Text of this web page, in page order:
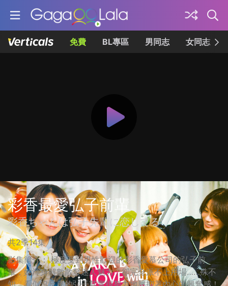
免費 BL專區 男同志 女同志
彩香最愛弘子前輩
彩香ちゃんは弘子先輩に恋してる
共2季14集
影集簡介： 極度受到男性歡迎的彩香愛慕公司的弘子前
輩，她渾身解數散發迷人魅力，卻完全派不上用場……殊不
知，看似沒反應的弘子其實很努力地壓抑著內心的興奮感！